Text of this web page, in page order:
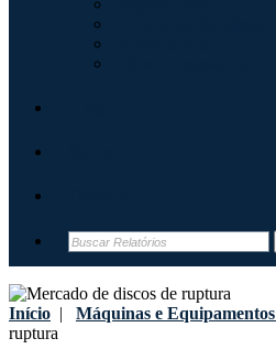
Início | Máquinas e Equipamentos
ruptura